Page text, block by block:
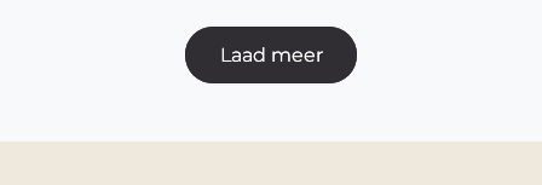
Laad meer